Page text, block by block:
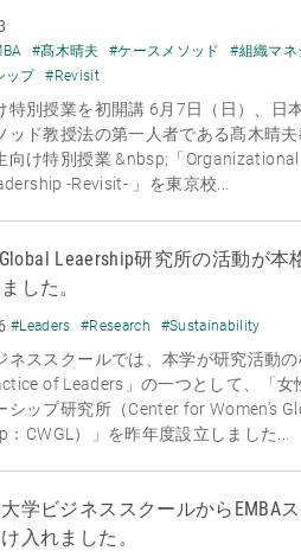
#髙木晴夫 #ケースメソッド
#組織マネ
ップ #Revisit
特別授業を初開講 6月7日（日）、日
ッド教授法の第一人者である髙木晴
向け特別授業 &nbsp;「
-Revisit- 」を東京校...
Leaership研究所の活動が本
した。
#Leaders #Research #Sustainability
ネススクールでは、本学が研究活動の
of Leaders」の一つとして、「女
シップ研究所（Center for Women’s
：CWGL）」を昨年度設立しました...
学ビジネススクールからEMBA
入れました。